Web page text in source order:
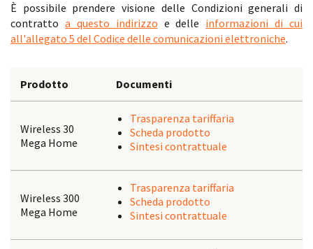
È possibile prendere visione delle Condizioni generali di
contratto a questo indirizzo e delle informazioni di cui
all'allegato 5 del Codice delle comunicazioni elettroniche.
Prodotto Documenti
Wireless 30
Mega Home
Trasparenza tariffaria
Scheda prodotto
Sintesi contrattuale
Wireless 300
Mega Home
Trasparenza tariffaria
Scheda prodotto
Sintesi contrattuale